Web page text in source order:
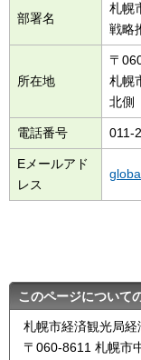
部署名
札幌
戦略
所在地
〒
札幌
北側
電話番号 011-
Eメールアド
レス
このページについて
札幌市経済観光局
〒060-8611 札幌市